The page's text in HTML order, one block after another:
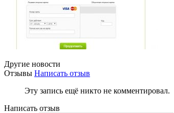
Другие новости
Отзывы Написать отзыв
Эту запись ещё никто не комментировал.
Написать отзыв